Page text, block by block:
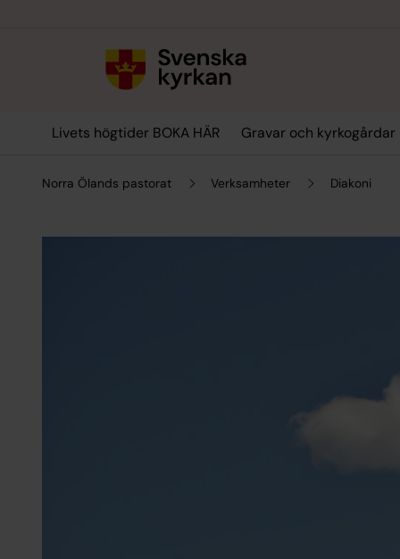
Livets högtider BOKA HÄR Gravar och kyrkogårdar
Norra Ölands pastorat Verksamheter Diakoni